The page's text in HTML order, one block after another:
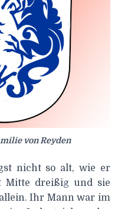
von Reyden
nicht so alt, wie er
Mitte dreißig und sie
Ihr Mann war im